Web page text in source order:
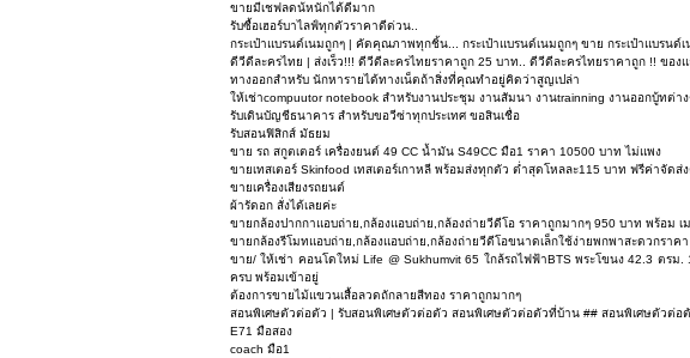
ขายมีเชฟลดน้หนักได้ดีมาก
รับซื้อเฮอร์บาไลฟ์ทุกตัวราคาดีด่วน..
กระเป๋าแบรนด์เนมถูกๆ | คัดคุณภาพทุกชิ้น... กระเป๋าแบรนด์เนมถูกๆ ขาย กระเป๋าแบรนด์
ดีวีดีละครไทย | ส่งเร็ว!!! ดีวีดีละครไทยราคาถูก 25 บาท.. ดีวีดีละครไทยราคาถูก !! ของ
ทางออกสำหรับ นักหารายได้ทางเน็ตถ้าสิ่งที่คุณทำอยู่คิดว่าสูญเปล่า
ให้เช่าcompuutor notebook สำหรับงานประชุม งานสัมนา งานtrainning งานออกบู้ทต่าง
รับเดินบัญชีธนาคาร สำหรับขอวีซ่าทุกประเทศ ขอสินเชื่อ
รับสอนฟิสิกส์ มัธยม
ขาย รถ สกูตเตอร์ เครื่องยนต์ 49 CC น้ำมัน S49CC มือ1 ราคา 10500 บาท ไม่แพง
ขายเทสเตอร์ Skinfood เทสเตอร์เกาหลี พร้อมส่งทุกตัว ต่ำสุดโหลละ115 บาท ฟรีค่าจัดส่
ขายเครื่องเสียงรถยนต์
ผ้ารัดอก สั่งได้เลยค่ะ
ขายกล้องปากกาแอบถ่าย,กล้องแอบถ่าย,กล้องถ่ายวีดีโอ ราคาถูกมากๆ 950 บาท พร้อม เ
ขายกล้องรีโมทแอบถ่าย,กล้องแอบถ่าย,กล้องถ่ายวีดีโอขนาดเล็กใช้ง่ายพกพาสะดวกราค
ขาย/ ให้เช่า คอนโดใหม่ Life @ Sukhumvit 65 ใกล้รถไฟฟ้าBTS พระโขนง 42.3 ตรม
ครบ พร้อมเข้าอยู่
ต้องการขายไม้แขวนเสื้อลวดถักลายสีทอง ราคาถูกมากๆ
สอนพิเศษตัวต่อตัว | รับสอนพิเศษตัวต่อตัว สอนพิเศษตัวต่อตัวที่บ้าน ## สอนพิเศษตัวต่อ
E71 มือสอง
coach มือ1